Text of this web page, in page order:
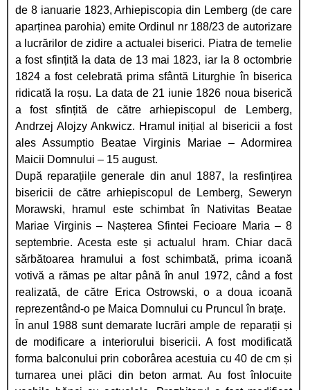
de 8 ianuarie 1823, Arhiepiscopia din Lemberg (de care
aparținea parohia) emite Ordinul nr 188/23 de autorizare
a lucrărilor de zidire a actualei biserici. Piatra de temelie
a fost sfințită la data de 13 mai 1823, iar la 8 octombrie
1824 a fost celebrată prima sfântă Liturghie în biserica
ridicată la roșu. La data de 21 iunie 1826 noua biserică
a fost sfințită de către arhiepiscopul de Lemberg,
Andrzej Alojzy Ankwicz. Hramul inițial al bisericii a fost
ales Assumptio Beatae Virginis Mariae – Adormirea
Maicii Domnului – 15 august.
După reparațiile generale din anul 1887, la resfințirea
bisericii de către arhiepiscopul de Lemberg, Seweryn
Morawski, hramul este schimbat în Nativitas Beatae
Mariae Virginis – Nașterea Sfintei Fecioare Maria – 8
septembrie. Acesta este și actualul hram. Chiar dacă
sărbătoarea hramului a fost schimbată, prima icoană
votivă a rămas pe altar până în anul 1972, când a fost
realizată, de către Erica Ostrowski, o a doua icoană
reprezentând-o pe Maica Domnului cu Pruncul în brațe.
În anul 1988 sunt demarate lucrări ample de reparații și
de modificare a interiorului bisericii. A fost modificată
forma balconului prin coborârea acestuia cu 40 de cm și
turnarea unei plăci din beton armat. Au fost înlocuite